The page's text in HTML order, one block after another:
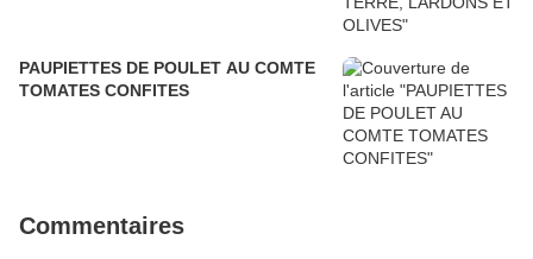
PAUPIETTES DE POULET AU COMTE
TOMATES CONFITES
Commentaires